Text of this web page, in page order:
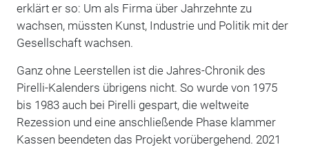
erklärt er so: Um als Firma über Jahrzehnte zu
wachsen, müssten Kunst, Industrie und Politik mit der
Gesellschaft wachsen.
Ganz ohne Leerstellen ist die Jahres-Chronik des
Pirelli-Kalenders übrigens nicht. So wurde von 1975
bis 1983 auch bei Pirelli gespart, die weltweite
Rezession und eine anschließende Phase klammer
Kassen beendeten das Projekt vorübergehend. 2021